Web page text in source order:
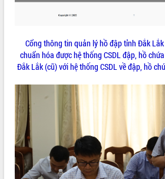
giải ngân vốn khắc phục thiên tai
HĐND tỉnh thông qua điều chỉnh Quy
hoạch tỉnh thời kỳ 2021-2030
hoạch tỉnh Đắk Lắk thời kỳ 2021-2030,
tầm nhìn đến năm 2050
Nâng cao hiệu quả hoạt động của các
doanh nghiệp nhà nước
Hội nghị triển khai kết nối mạng
truyền số liệu chuyên dùng phục vụ cơ
quan Đảng, Nhà nước
Cổng thông tin quản lý hồ đập tỉnh Đắk
chuẩn hóa được hệ thống CSDL đập, hồ
Đắk Lắk (cũ) với hệ thống CSDL về đập, hồ